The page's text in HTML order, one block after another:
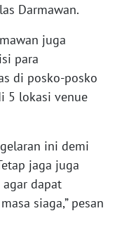
Darmawan.
juga
para
di posko-posko
5 lokasi venue
ini demi
jaga juga
dapat
siaga,” pesan